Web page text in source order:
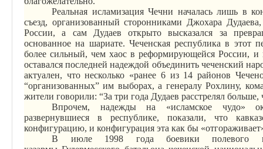
Реальная исламизация Чечни началась лишь в
съезд, организованный сторонниками Джохара
России, а сам Дудаев открыто высказался за
основанное на шариате. Чеченская республика в этот
более сильный, чем хаос в реформирующейся России, и
оставался последней надеждой объединить чеченский
актуален, что несколько «ранее 6 из 14 районов
“организованных” им выборах, а генералу Рохлину,
жители говорили: “За три года Дудаев расстрелял
Впрочем, надежды на «исламское чудо»
развернувшиеся в республике, показали, что
конфигурацию, и конфигурация эта как бы
В июле 1998 года боевики полевого